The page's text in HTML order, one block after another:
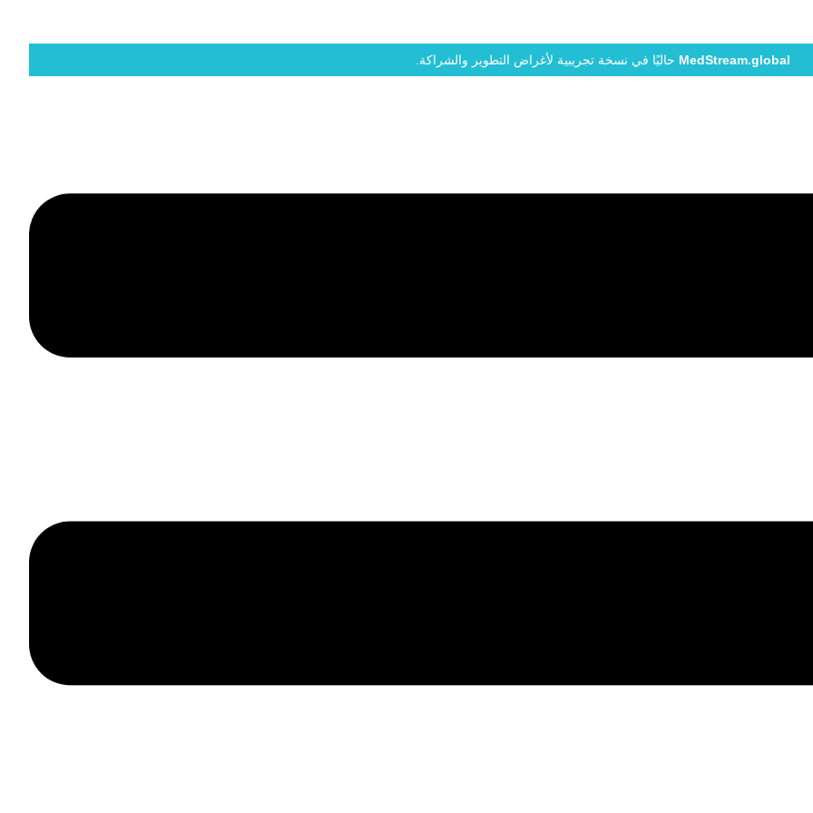
MedStream.global حاليًا في نسخة تجريبية لأغراض التطوير والشراكة.